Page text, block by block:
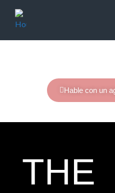
Hable con un
THE